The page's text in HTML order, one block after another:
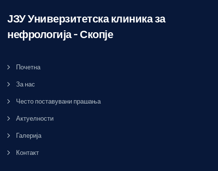
ЈЗУ Универзитетска клиника за
нефрологија – Скопје
Почетна
За нас
Често поставувани прашања
Актуелности
Галерија
Контакт